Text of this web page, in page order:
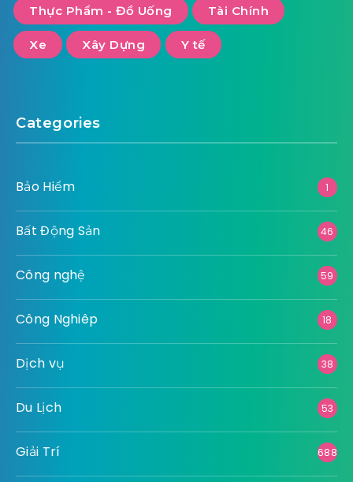
Thực Phẩm - Đồ Uống Tài Chính
Xe Xây Dựng Y tế
Categories
Bảo Hiểm 1
Bất Động Sản 46
Công nghệ 59
Công Nghiêp 18
Dịch vụ 38
Du Lịch 53
Giải Trí 688